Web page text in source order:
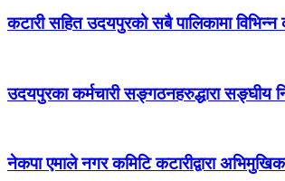
कटारी सहित उदयपुरको सबै पालिकामा
उदयपुरका कर्मचारी सङ्गठनहरुद्धारा सङ्घीय
नेकपा एमाले नगर कमिटि कटारीद्वारा